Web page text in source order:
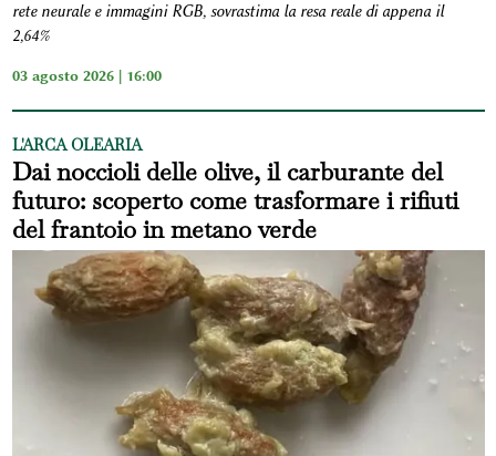
rete neurale e immagini RGB, sovrastima la resa reale di appena il
2,64%
03 agosto 2026 | 16:00
L'ARCA OLEARIA
Dai noccioli delle olive, il carburante del
futuro: scoperto come trasformare i rifiuti
del frantoio in metano verde